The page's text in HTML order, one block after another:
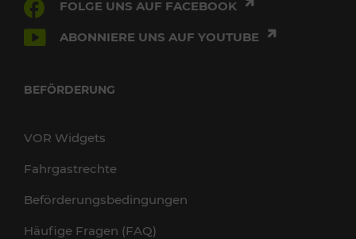
FOLGE UNS AUF FACEBOOK
ABONNIERE UNS AUF YOUTUBE
BEFÖRDERUNG
VOR Widgets
Fahrgastrechte
Beförderungsbedingungen
Häufige Fragen (FAQ)